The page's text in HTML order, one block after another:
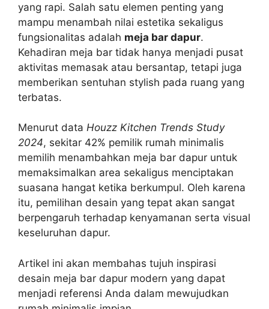
yang rapi. Salah satu elemen penting yang
mampu menambah nilai estetika sekaligus
fungsionalitas adalah meja bar dapur.
Kehadiran meja bar tidak hanya menjadi pusat
aktivitas memasak atau bersantap, tetapi juga
memberikan sentuhan stylish pada ruang yang
terbatas.
Menurut data Houzz Kitchen Trends Study
2024, sekitar 42% pemilik rumah minimalis
memilih menambahkan meja bar dapur untuk
memaksimalkan area sekaligus menciptakan
suasana hangat ketika berkumpul. Oleh karena
itu, pemilihan desain yang tepat akan sangat
berpengaruh terhadap kenyamanan serta visual
keseluruhan dapur.
Artikel ini akan membahas tujuh inspirasi
desain meja bar dapur modern yang dapat
menjadi referensi Anda dalam mewujudkan